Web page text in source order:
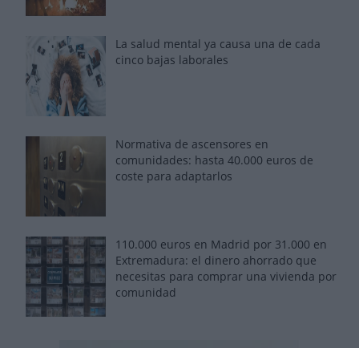
La salud mental ya causa una de cada
cinco bajas laborales
Normativa de ascensores en
comunidades: hasta 40.000 euros de
coste para adaptarlos
110.000 euros en Madrid por 31.000 en
Extremadura: el dinero ahorrado que
necesitas para comprar una vivienda por
comunidad